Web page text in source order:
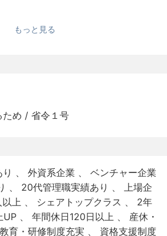
康保険、厚生年金、雇用保険、労
）
ど
ルール作り及び標準化の経験
もっと見る
ため / 省令１号
外資系企業
ベンチャー企業
20代管理職実績あり
上場企
上 シェアトップクラス
2年
UP
年間休日120日以上
産休・
教育・研修制度充実
資格支援制度